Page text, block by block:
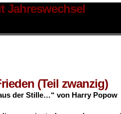
Jahreswechsel
(Teil zwanzig)
der Stille…“ von Harry Popow